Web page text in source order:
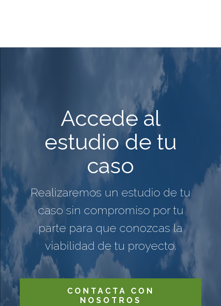
Accede al
estudio de tu
caso
Realizaremos un estudio de tu
caso sin compromiso por tu
parte para que conozcas la
viabilidad de tu proyecto.
CONTACTA CON
NOSOTROS